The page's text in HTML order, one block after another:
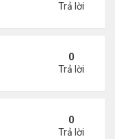
Trả lời
đổi quy tắc chiến
0
Trả lời
áp lệnh trừng phạt
0
Trả lời